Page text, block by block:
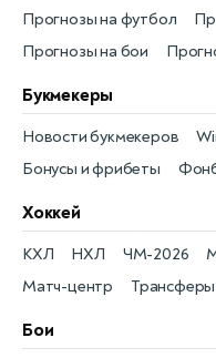
Прогнозы на футбол
Прогнозы на бои
Букмекеры
Бонусы и фрибеты
Новости букмекеров
Хоккей
КХЛ
Матч-центр
НХЛ
Трансферы
ЧМ-2026
Бои